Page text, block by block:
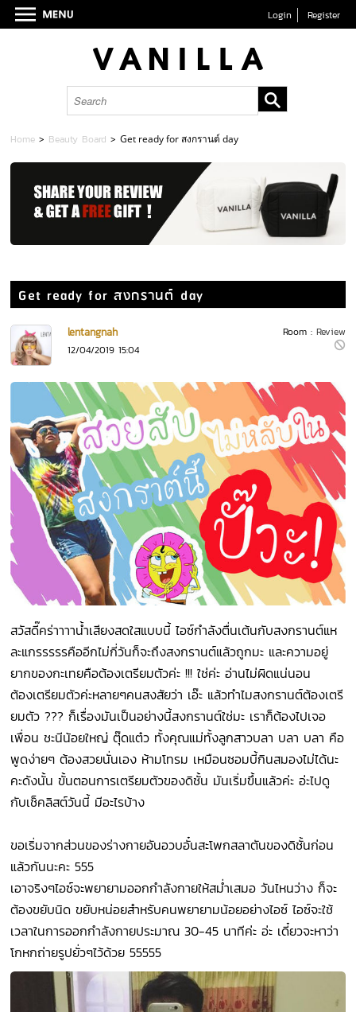
Login Register
Home > Beauty Board >Get ready for สงกรานต์ day
Get ready for สงกรานต์ day
Room : Review
lentangnah
12/04/2019 15:04
สวัสดี๊คร่าาาาน้ำเสียงสดใสแบบนี้ ไอซ์กำลังตื่นเต้นกับสงกรานต์แห
ละแกรรรรรคืออีกไม่กี่วันก็จะถึงสงกรานต์แล้วถูกมะ และความอยู่
ยากของกะเทยคือต้องเตรียมตัวค่ะ !!! ใช่ค่ะ อ่านไม่ผิดแน่นอน
ต้องเตรียมตัวค่ะหลายๆคนสงสัยว่า เอ๊ะ แล้วทำไมสงกรานต์ต้องเตรี
ยมตัว ??? ก็เรื่องมันเป็นอย่างนี้สงกรานต์ใช่มะ เราก็ต้องไปเจอ
เพื่อน ชะนีน้อยใหญ่ ตุ๊ดแต๋ว ทั้งคุณแม่ทั้งลูกสาวบลา บลา บลา คือ
พูดง่ายๆ ต้องสวยนั่นเอง ห้ามโทรม เหมือนซอมบี้กินสมองไม่ได้นะ
คะดังนั้น ขั้นตอนการเตรียมตัวของดิชั้น มันเริ่มขึ้นแล้วค่ะ อ่ะไปดู
กับเช็คลิสต์วันนี้ มีอะไรบ้าง
ขอเริ่มจากส่วนของร่างกายอันอวบอั๋นสะโพกสลาตันของดิชั้นก่อน
แล้วกันนะคะ 555
เอาจริงๆไอซ์จะพยายามออกกำลังกายให้สม่ำเสมอ วันไหนว่าง ก็จะ
ต้องขยับนิด ขยับหน่อยสำหรับคนพยายามน้อยอย่างไอซ์ ไอซ์จะใช้
เวลาในการออกกำลังกายประมาณ 30-45 นาทีค่ะ อ่ะ เดี๋ยวจะหาว่า
โกหกถ่ายรูปยั่วๆไว้ด้วย 55555